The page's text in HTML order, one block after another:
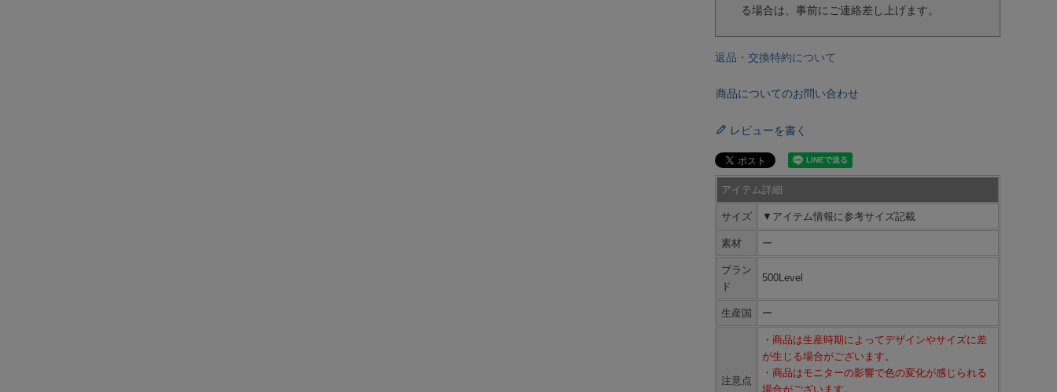
る場合は、事前にご連絡差し上げます。
返品・交換特約について
商品についてのお問い合わせ
レビューを書く
アイテム詳細
サイズ ▼アイテム情報に参考サイズ記載
素材 ー
ブラン
ド
500Level
生産国 ー
注意点
・商品は生産時期によってデザインやサイズに差
が生じる場合がございます。
・商品はモニターの影響で色の変化が感じられる
場合がございます。